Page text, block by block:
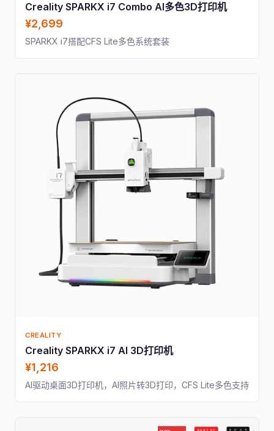
Creality SPARKX i7 Combo AI多色3D打印机
¥2,699
SPARKX i7搭配CFS Lite多色系统套装
CREALITY
Creality SPARKX i7 AI 3D打印机
¥1,216
AI驱动桌面3D打印机，AI照片转3D打印，CFS Lite多色支持